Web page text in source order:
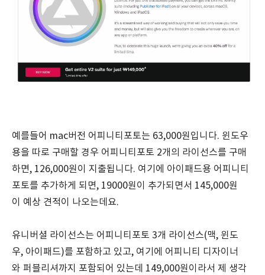
예를들어 mac버전 어피니티포토는 63,000원입니다. 윈도우
용을 따로 구매할 경우 어피니티포토 2개의 라이선스를 구매
하면, 126,000원이 지출됩니다. 여기에 아이패드용 어피니티
포토를 추가하게 되면, 19000원이 추가되면서 145,000원
이 예상 견적이 나오는데요.
유니버셜 라이선스는 어피니티포토 3개 라이선스(맥, 윈도
우, 아이패드)를 포함하고 있고, 여기에 어피니티 디자이너
와 퍼블리셔까지 포함되어 있는데 149,000원이라서 제 생각